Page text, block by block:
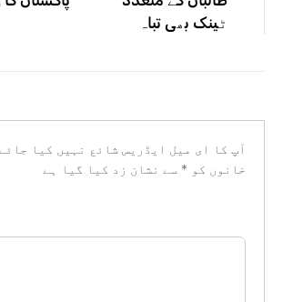
ٹینک بھی تباہ
آپ کا ای میل ایڈریس شائع نہیں کیا جائے
خانوں کو * سے نشان زد کیا گیا ہے